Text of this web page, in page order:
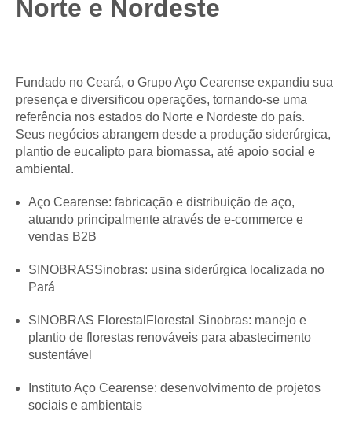
Norte e Nordeste
Fundado no Ceará, o Grupo Aço Cearense expandiu sua
presença e diversificou operações, tornando-se uma
referência nos estados do Norte e Nordeste do país.
Seus negócios abrangem desde a produção siderúrgica,
plantio de eucalipto para biomassa, até apoio social e
ambiental.
Aço Cearense: fabricação e distribuição de aço,
atuando principalmente através de e-commerce e
vendas B2B
SINOBRASSinobras: usina siderúrgica localizada no
Pará
SINOBRAS FlorestalFlorestal Sinobras: manejo e
plantio de florestas renováveis para abastecimento
sustentável
Instituto Aço Cearense: desenvolvimento de projetos
sociais e ambientais